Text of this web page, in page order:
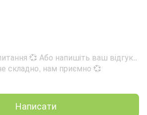
💞 Або напишіть ваш відгук..
складно, нам приємно 💞
Написати